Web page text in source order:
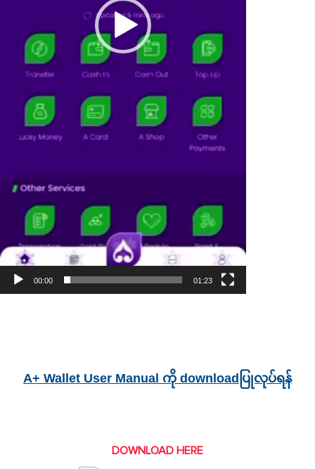
00:00 01:23
A+ Wallet User Manual ကို downloadပြုလုပ်ရန်
DOWNLOAD HERE